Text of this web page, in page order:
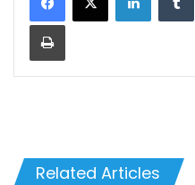
Related Articles